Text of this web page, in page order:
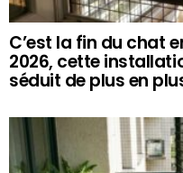
C’est la fin du chat
2026, cette
séduit de plus en